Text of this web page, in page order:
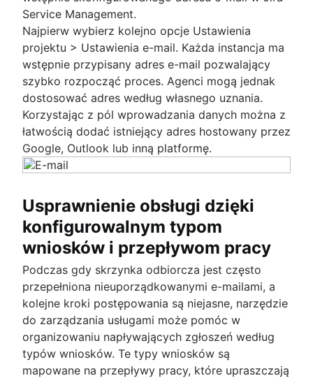
Service Management.
Najpierw wybierz kolejno opcje Ustawienia
projektu > Ustawienia e-mail. Każda instancja ma
wstępnie przypisany adres e-mail pozwalający
szybko rozpocząć proces. Agenci mogą jednak
dostosować adres według własnego uznania.
Korzystając z pól wprowadzania danych można z
łatwością dodać istniejący adres hostowany przez
Google, Outlook lub inną platformę.
Usprawnienie obsługi dzięki
konfigurowalnym typom
wniosków i przepływom pracy
Podczas gdy skrzynka odbiorcza jest często
przepełniona nieuporządkowanymi e-mailami, a
kolejne kroki postępowania są niejasne, narzędzie
do zarządzania usługami może pomóc w
organizowaniu napływających zgłoszeń według
typów wniosków. Te typy wniosków są
mapowane na przepływy pracy, które upraszczają